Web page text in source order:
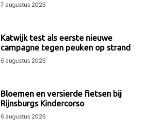
7 augustus 2026
Katwijk test als eerste nieuwe
campagne tegen peuken op strand
6 augustus 2026
Bloemen en versierde fietsen bij
Rijnsburgs Kindercorso
6 augustus 2026